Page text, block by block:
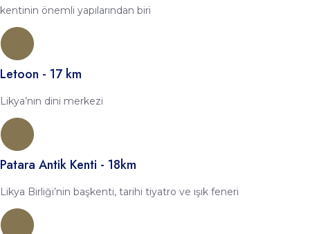
kentinin önemli yapılarından biri
Letoon - 17 km
Likya’nın dini merkezi
Patara Antik Kenti - 18km
Likya Birliği’nin başkenti, tarihi tiyatro ve ışık feneri